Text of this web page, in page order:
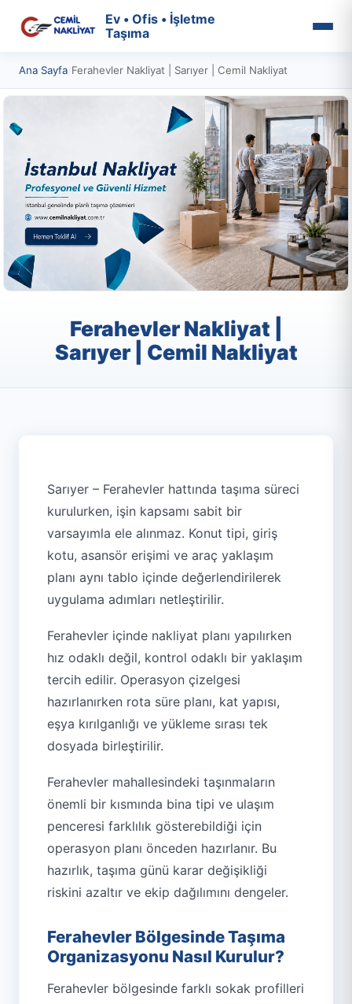
Ev • Ofis • İşletme
Taşıma
Ana Sayfa Ferahevler Nakliyat | Sarıyer | Cemil Nakliyat
Ferahevler Nakliyat |
Sarıyer | Cemil Nakliyat
Sarıyer – Ferahevler hattında taşıma süreci
kurulurken, işin kapsamı sabit bir
varsayımla ele alınmaz. Konut tipi, giriş
kotu, asansör erişimi ve araç yaklaşım
planı aynı tablo içinde değerlendirilerek
uygulama adımları netleştirilir.
Ferahevler içinde nakliyat planı yapılırken
hız odaklı değil, kontrol odaklı bir yaklaşım
tercih edilir. Operasyon çizelgesi
hazırlanırken rota süre planı, kat yapısı,
eşya kırılganlığı ve yükleme sırası tek
dosyada birleştirilir.
Ferahevler mahallesindeki taşınmaların
önemli bir kısmında bina tipi ve ulaşım
penceresi farklılık gösterebildiği için
operasyon planı önceden hazırlanır. Bu
hazırlık, taşıma günü karar değişikliği
riskini azaltır ve ekip dağılımını dengeler.
Ferahevler Bölgesinde Taşıma
Organizasyonu Nasıl Kurulur?
Ferahevler bölgesinde farklı sokak profilleri